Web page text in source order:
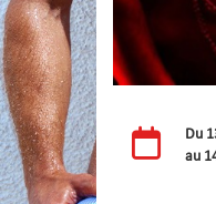
Du
au